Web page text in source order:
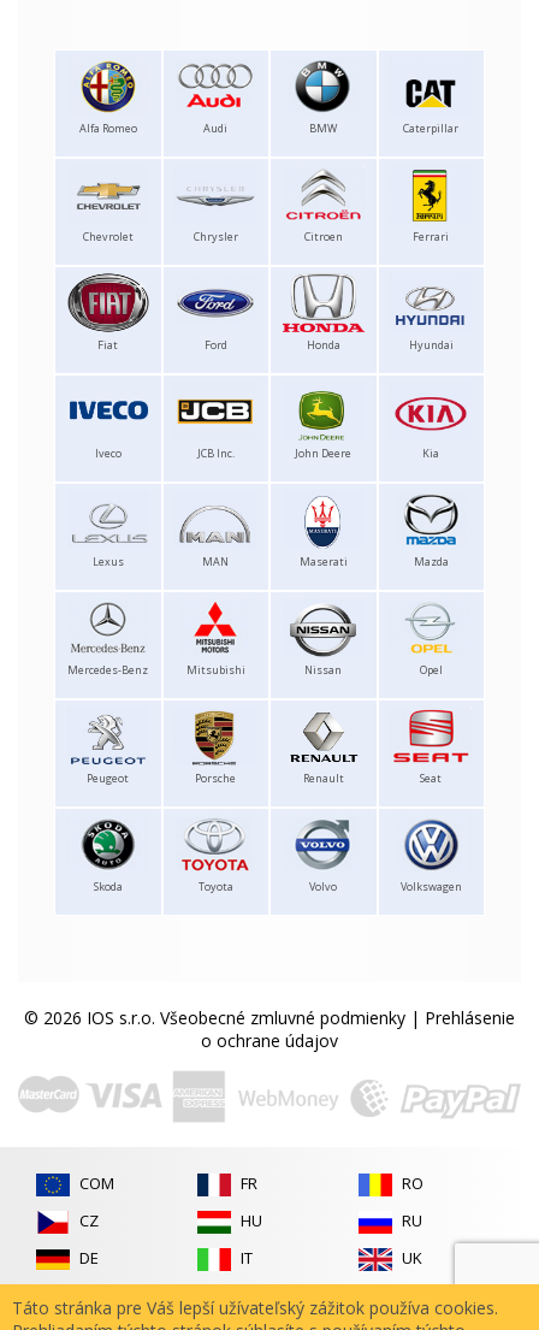
Alfa Romeo Audi BMW Caterpillar
Chevrolet Chrysler Citroen Ferrari
Fiat Ford Honda Hyundai
Iveco JCB Inc. John Deere Kia
Lexus MAN Maserati Mazda
Mercedes-Benz Mitsubishi Nissan Opel
Peugeot Porsche Renault Seat
Skoda Toyota Volvo Volkswagen
© 2026 IOS s.r.o. Všeobecné zmluvné podmienky | Prehlásenie
o ochrane údajov
COM
CZ
DE
FR
HU
IT
RO
RU
UK
Táto stránka pre Váš lepší užívateľský zážitok používa cookies.